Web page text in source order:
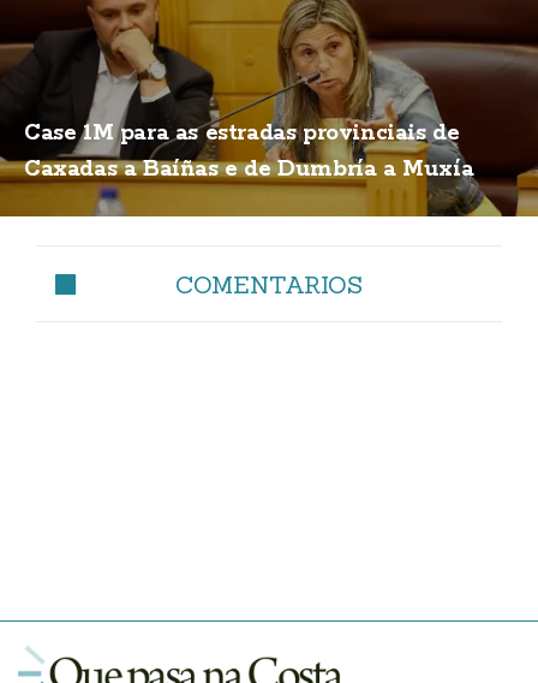
Case 1M para as estradas provinciais de
Caxadas a Baíñas e de Dumbría a Muxía
COMENTARIOS